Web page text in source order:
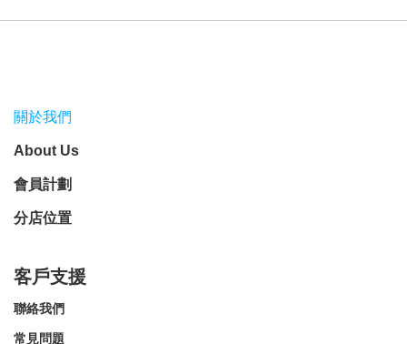
關於我們
About Us
會員計劃
分店位置
客戶支援
聯絡我們
常見問題